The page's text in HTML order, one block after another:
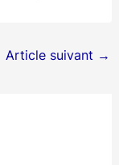
Article suivant →